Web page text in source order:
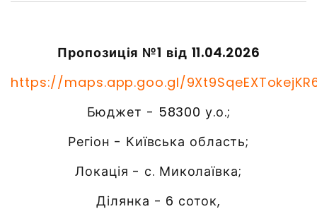
Пропозиція №1 від 11.04.2026
https://maps.app.goo.gl/
Бюджет - 58300 у.о.;
Регіон - Київська область;
Локація - с. Миколаївка;
Ділянка - 6 соток,